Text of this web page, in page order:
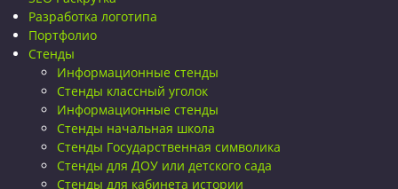
Разработка логотипа
Портфолио
Стенды
Информационные стенды
Стенды классный уголок
Информационные стенды
Стенды начальная школа
Стенды Государственная символика
Стенды для ДОУ или детского сада
Стенды для кабинета истории